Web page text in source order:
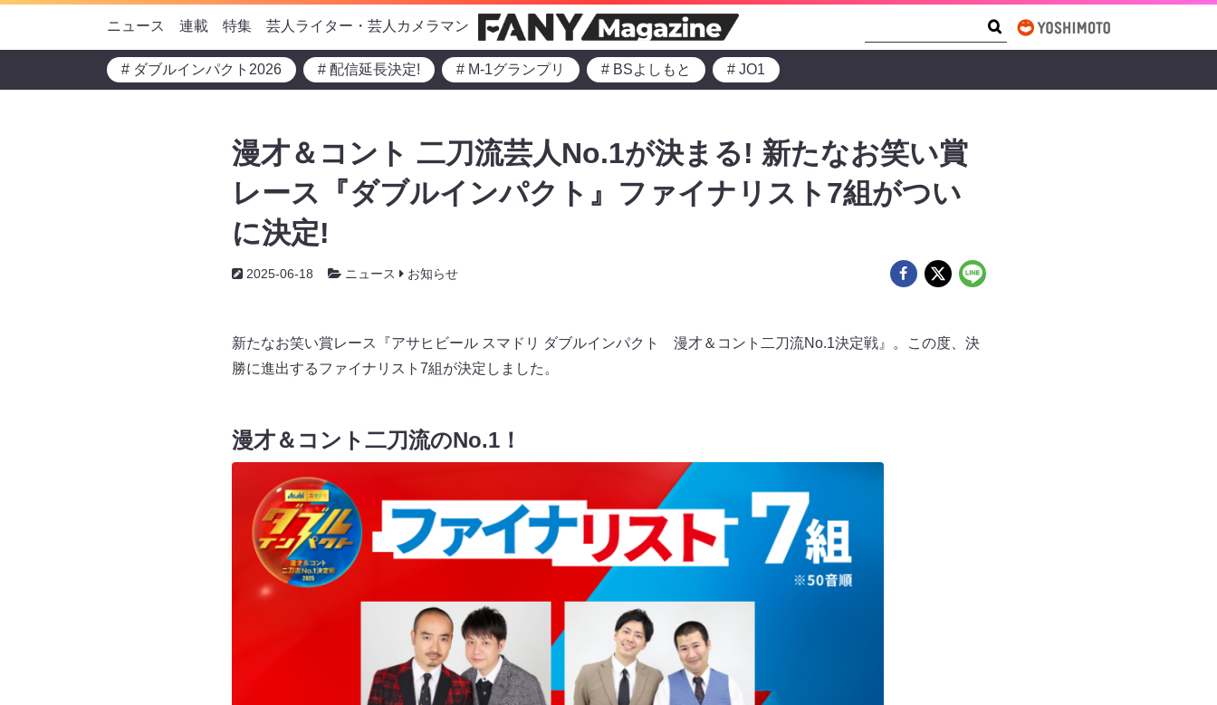
ニュース 連載 特集 芸人ライター・芸人カメラマン
# ダブルインパクト2026 # 配信延長決定! # M-1グランプリ # BSよしもと # JO1
漫才＆コント 二刀流芸人No.1が決まる! 新たなお笑い賞
レース『ダブルインパクト』ファイナリスト7組がつい
に決定!
2025-06-18 ニュース お知らせ
新たなお笑い賞レース『アサヒビール スマドリ ダブルインパクト 漫才＆コント二刀流No.1決定戦』。この度、決
勝に進出するファイナリスト7組が決定しました。
漫才＆コント二刀流のNo.1！